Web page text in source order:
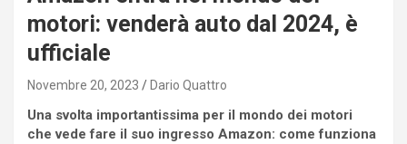
motori: venderà auto dal 2024, è
ufficiale
Novembre 20, 2023 Dario Quattro
Una svolta importantissima per il mondo dei motori
che vede fare il suo ingresso Amazon: come funziona